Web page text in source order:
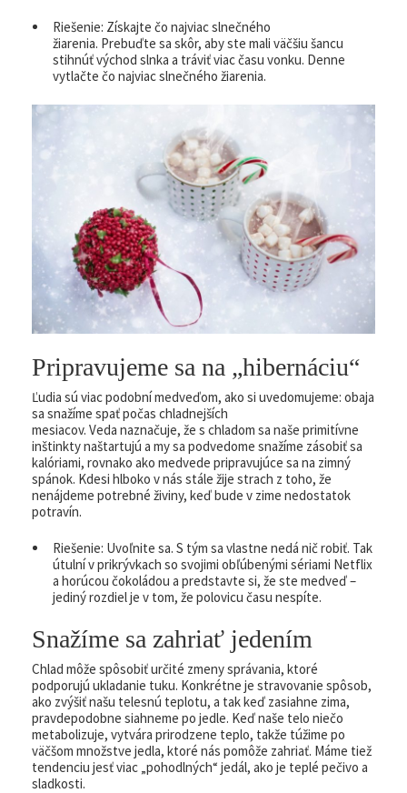
Riešenie: Získajte čo najviac slnečného
žiarenia. Prebuďte sa skôr, aby ste mali väčšiu šancu
stihnúť východ slnka a tráviť viac času vonku. Denne
vytlačte čo najviac slnečného žiarenia.
Pripravujeme sa na „hibernáciu“
Ľudia sú viac podobní medveďom, ako si uvedomujeme: obaja
sa snažíme spať počas chladnejších
mesiacov. Veda naznačuje, že s chladom sa naše primitívne
inštinkty naštartujú a my sa podvedome snažíme zásobiť sa
kalóriami, rovnako ako medvede pripravujúce sa na zimný
spánok. Kdesi hlboko v nás stále žije strach z toho, že
nenájdeme potrebné živiny, keď bude v zime nedostatok
potravín.
Riešenie: Uvoľnite sa. S tým sa vlastne nedá nič robiť. Tak
útulní v prikrývkach so svojimi obľúbenými sériami Netflix
a horúcou čokoládou a predstavte si, že ste medveď –
jediný rozdiel je v tom, že polovicu času nespíte.
Snažíme sa zahriať jedením
Chlad môže spôsobiť určité zmeny správania, ktoré
podporujú ukladanie tuku. Konkrétne je stravovanie spôsob,
ako zvýšiť našu telesnú teplotu, a tak keď zasiahne zima,
pravdepodobne siahneme po jedle. Keď naše telo niečo
metabolizuje, vytvára prirodzene teplo, takže túžime po
väčšom množstve jedla, ktoré nás pomôže zahriať. Máme tiež
tendenciu jesť viac „pohodlných“ jedál, ako je teplé pečivo a
sladkosti.